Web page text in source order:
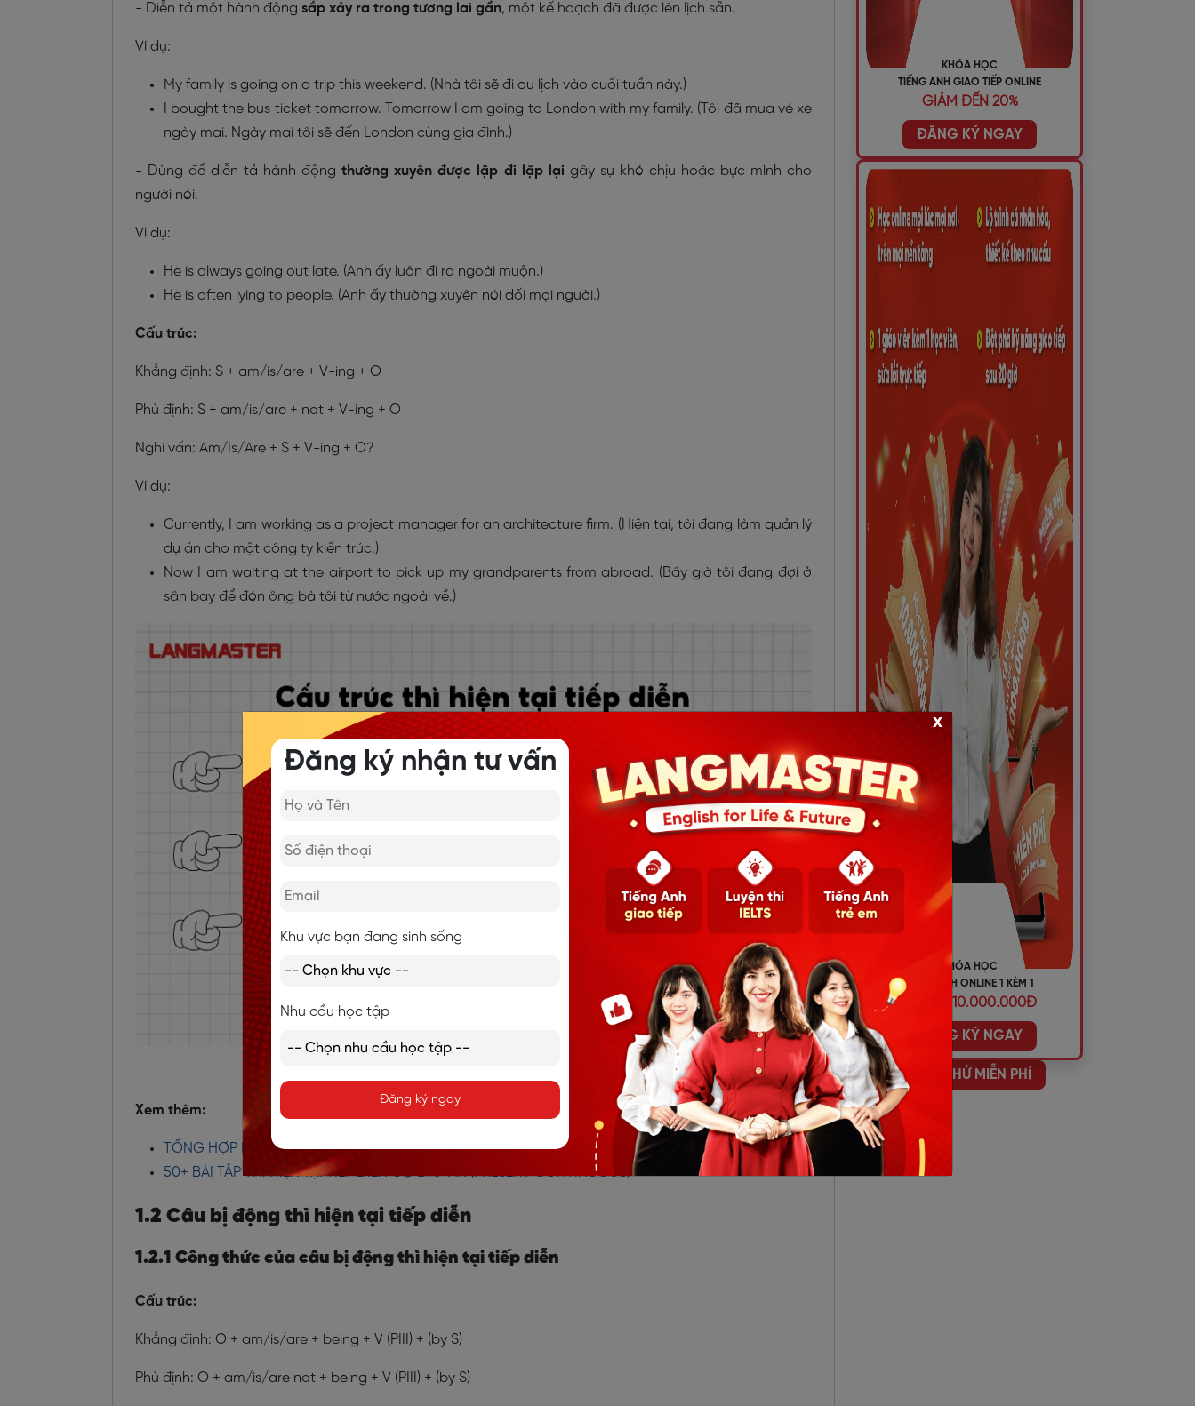
- Diễn tả một hành động sắp xảy ra trong tương lai gần, một kế hoạch đã được lên lịch sẵn.
Ví dụ:
My family is going on a trip this weekend. (Nhà tôi sẽ đi du lịch vào cuối tuần này.)
I bought the bus ticket tomorrow. Tomorrow I am going to London with my family. (Tôi đã mua vé xe
ngày mai. Ngày mai tôi sẽ đến London cùng gia đình.)
- Dùng để diễn tả hành độngthường xuyên được lặp đi lặp lại gây sự khó chịu hoặc bực mình cho
người nói.
Ví dụ:
He is always going out late. (Anh ấy luôn đi ra ngoài muộn.)
He is often lying to people. (Anh ấy thường xuyên nói dối mọi người.)
Cấu trúc:
Khẳng định: S + am/is/are + V-ing + O
Phủ định: S + am/is/are + not + V-ing + O
Nghi vấn: Am/Is/Are + S + V-ing + O?
Ví dụ:
Currently, I am working as a project manager for an architecture firm. (Hiện tại, tôi đang làm quản lý
dự án cho một công ty kiến trúc.)
Now I am waiting at the airport to pick up my grandparents from abroad. (Bây giờ tôi đang đợi ở
sân bay để đón ông bà tôi từ nước ngoài về.)
Xem thêm:
TỔNG HỢP KIẾN THỨC CHI TIẾT VỀ CÂU BỊ ĐỘNG ĐẶC BIỆT TRONG TIẾNG ANH
50+ BÀI TẬP THÌ HIỆN TẠI TIẾP DIỄN CÓ ĐÁP ÁN (PRESENT CONTINUOUS)
1.2 Câu bị động thì hiện tại tiếp diễn
1.2.1 Công thức của câu bị động thì hiện tại tiếp diễn
Cấu trúc:
Khẳng định: O + am/is/are + being + V (PIII) + (by S)
Phủ định: O + am/is/are not + being + V (PIII) + (by S)
KHÓA HỌC
TIẾNG ANH GIAO TIẾP ONLINE
GIẢM ĐẾN 20%
ĐĂNG KÝ NGAY
KHÓA HỌC
TIẾNG ANH ONLINE 1 KÈM 1
ƯU ĐÃI 10.000.000Đ
ĐĂNG KÝ NGAY
HỌC THỬ MIỄN PHÍ
Đăng ký nhận tư vấn
Khu vực bạn đang sinh sống
Nhu cầu học tập
Đăng ký ngay
x